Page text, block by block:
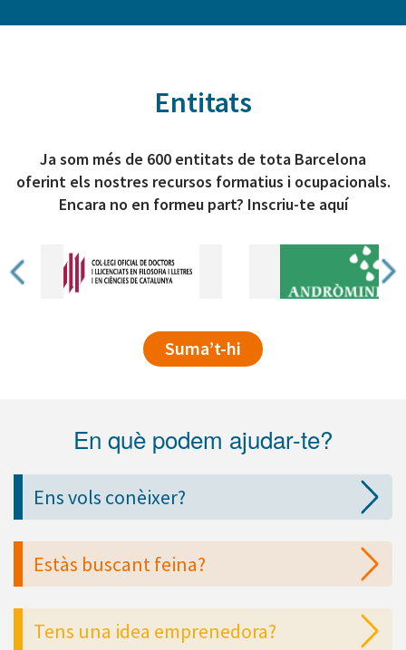
Entitats
Ja som més de 600 entitats de tota Barcelona
oferint els nostres recursos formatius i ocupacionals.
Encara no en formeu part? Inscriu-te aquí
Suma’t-hi
En què podem ajudar-te?
Ens vols conèixer?
Estàs buscant feina?
Tens una idea emprenedora?